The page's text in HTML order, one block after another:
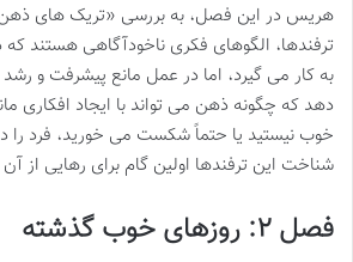
هریس در این فصل، به بررسی «تریک های
ترفندها، الگوهای فکری ناخودآگاهی هستند
به کار می گیرد، اما در عمل مانع پیشرفت و
دهد که چگونه ذهن می تواند با ایجاد افکاری
خوب نیستید یا حتماً شکست می خورید، فرد را
شناخت این ترفندها اولین گام برای رهایی از
فصل ۲: روزهای خوب گذشته